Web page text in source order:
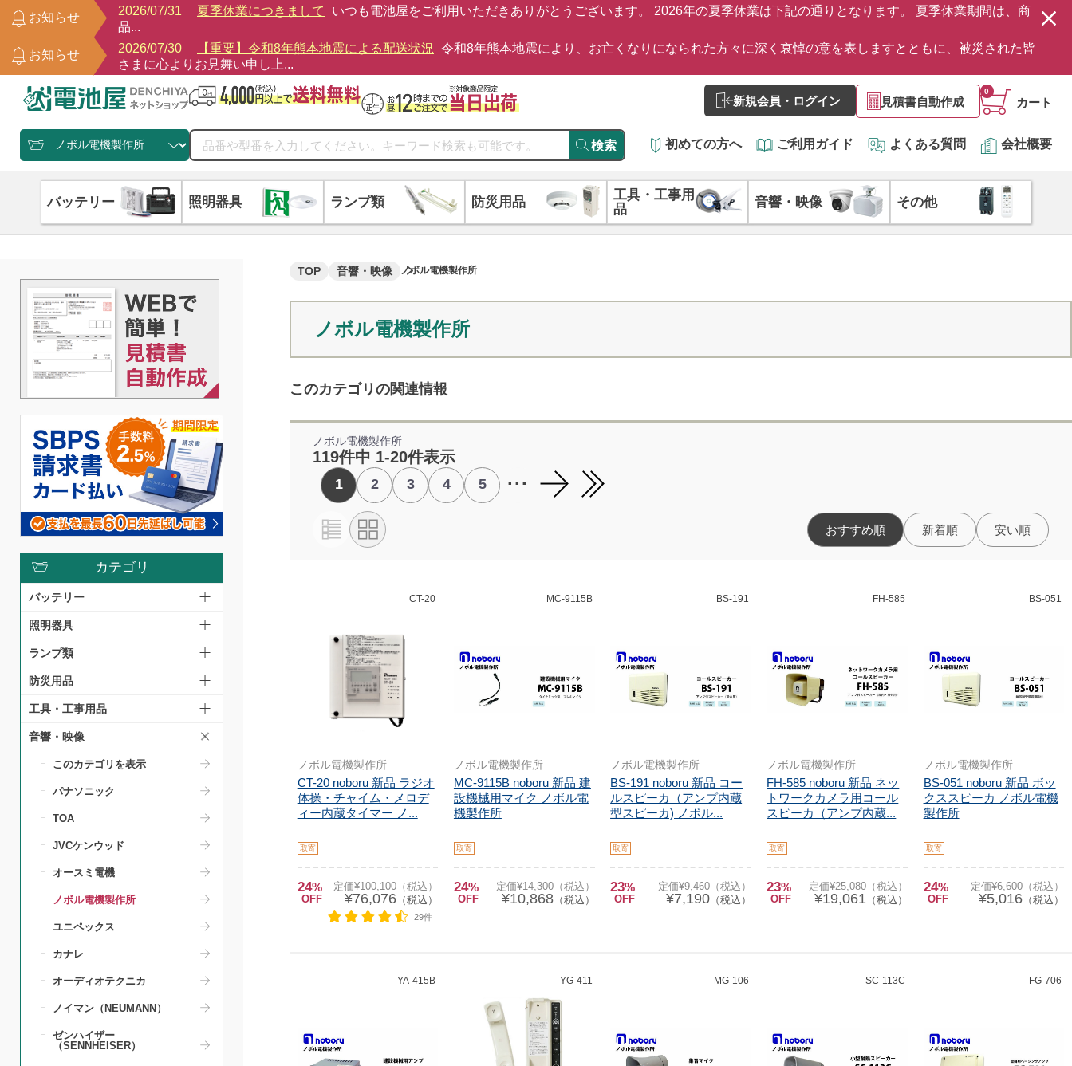
お知らせ
2026/07/31 夏季休業につきまして
いつも電池屋をご利用いただきありがとうございます。 2026年の夏季休業は下記の通りとなります。 夏季休業期間は、商
品...
お知らせ
2026/07/30 【重要】令和8年熊本地震による配送状況 令和8年熊本地震により、お亡くなりになられた方々に深く哀悼の意を表しますとともに、被災された皆
さまに心よりお見舞い申し上...
新規会員・ログイン 見積書自動作成 カート
0
検索 初めての方へ ご利用ガイド よくある質問 会社概要
バッテリー 照明器具 ランプ類 防災用品
工具・工事用
品
音響・映像 その他
カテゴリ
バッテリー
照明器具
ランプ類
防災用品
工具・工事用品
音響・映像
このカテゴリを表示
パナソニック
TOA
JVCケンウッド
オースミ電機
ノボル電機製作所
ユニペックス
カナレ
オーディオテクニカ
ノイマン（NEUMANN）
ゼンハイザー
（SENNHEISER）
TOP 音響・映像 ノボル電機製作所
ノボル電機製作所
このカテゴリの関連情報
ノボル電機製作所
119件中 1-20件表示
1 2 3 4 5 ...
おすすめ順 新着順 安い順
CT-20
ノボル電機製作所
CT-20 noboru 新品 ラジオ
体操・チャイム・メロデ
ィー内蔵タイマー ノ...
取寄
24%
OFF
定価¥100,100（税込）
¥76,076 （税込）
29件
MC-9115B
ノボル電機製作所
MC-9115B noboru 新品 建
設機械用マイク ノボル電
機製作所
取寄
24%
OFF
定価¥14,300（税込）
¥10,868（税込）
BS-191
ノボル電機製作所
BS-191 noboru 新品 コー
ルスピーカ（アンプ内蔵
型スピーカ) ノボル...
取寄
23%
OFF
定価¥9,460（税込）
¥7,190（税込）
FH-585
ノボル電機製作所
FH-585 noboru 新品 ネッ
トワークカメラ用コール
スピーカ（アンプ内蔵...
取寄
23%
OFF
定価¥25,080（税込）
¥19,061 （税込）
BS-051
ノボル電機製作所
BS-051 noboru 新品 ボッ
クススピーカ ノボル電機
製作所
取寄
24%
OFF
定価¥6,600（税込）
¥5,016 （税込）
YA-415B YG-411 MG-106 SC-113C FG-706